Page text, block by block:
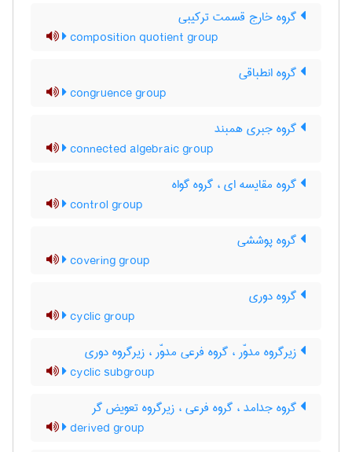
گروه خارج قسمت ترکیبی
composition quotient group
گروه انطباقی
congruence group
گروه جبری همبند
connected algebraic group
گروه مقایسه ای ، گروه گواه
control group
گروه پوششی
covering group
گروه دوری
cyclic group
زیرگروه مدوّر ، گروه فرعی مدوّر ، زیرگروه دوری
cyclic subgroup
گروه جدامد ، گروه فرعی ، زیرگروه تعویض گر
derived group